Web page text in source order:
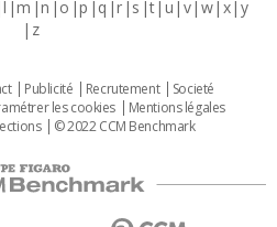
l m n o p q r s t u v w x y
z
Publicité Recrutement
Societé
les cookies
Mentions légales
© 2022 CCM Benchmark